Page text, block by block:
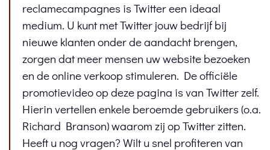
reclamecampagnes is Twitter een ideaal
medium. U kunt met Twitter jouw bedrijf bij
nieuwe klanten onder de aandacht brengen,
zorgen dat meer mensen uw website bezoeken
en de online verkoop stimuleren. De officiële
promotievideo op deze pagina is van Twitter zelf.
Hierin vertellen enkele beroemde gebruikers (o.a.
Richard Branson) waarom zij op Twitter zitten.
Heeft u nog vragen? Wilt u snel profiteren van